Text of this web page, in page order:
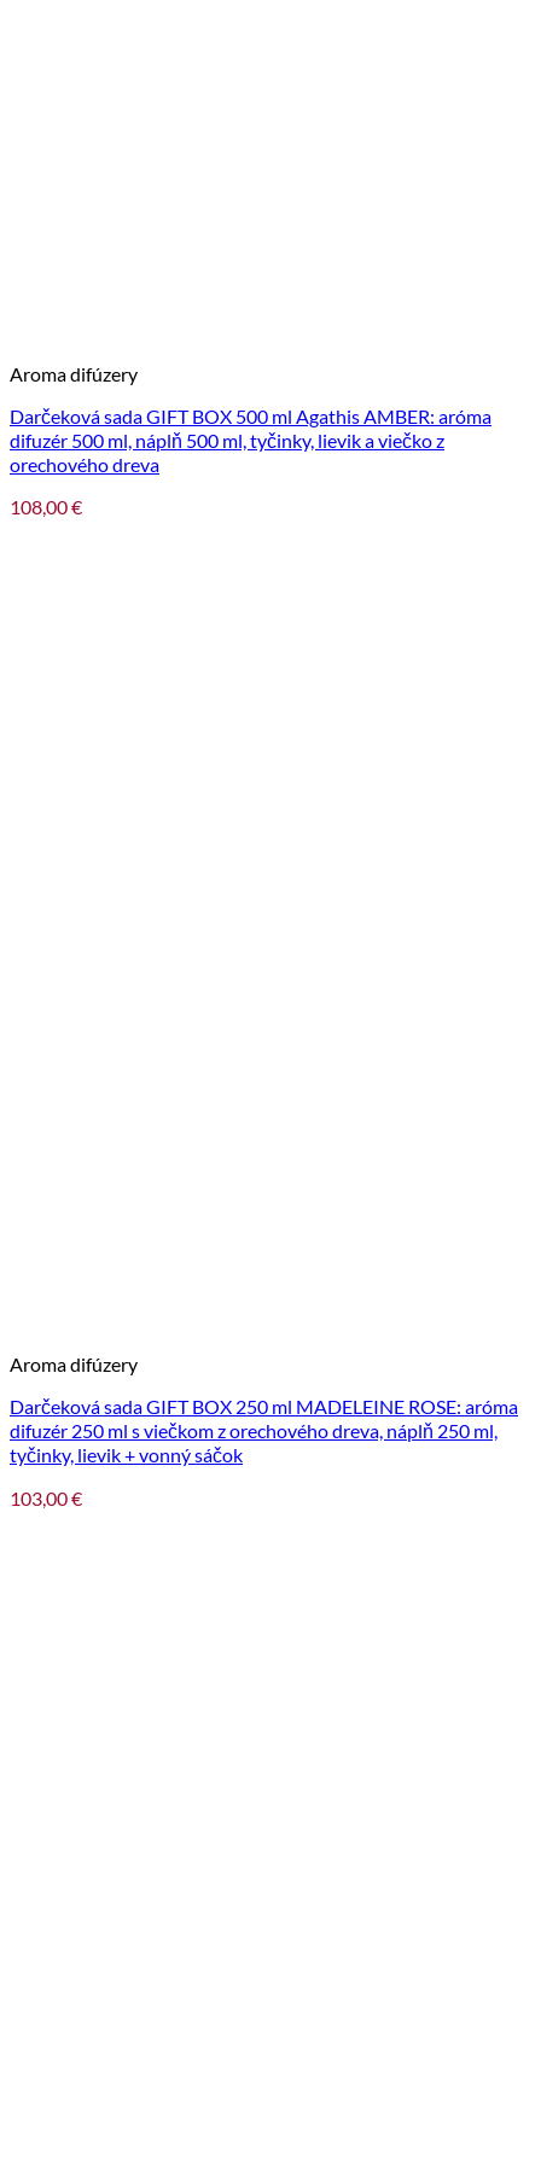
Aroma difúzery
Darčeková sada GIFT BOX 500 ml Agathis AMBER: aróma
difuzér 500 ml, náplň 500 ml, tyčinky, lievik a viečko z
orechového dreva
108,00€
Aroma difúzery
Darčeková sada GIFT BOX 250 ml MADELEINE ROSE: aróma
difuzér 250 ml s viečkom z orechového dreva, náplň 250 ml,
tyčinky, lievik + vonný sáčok
103,00€